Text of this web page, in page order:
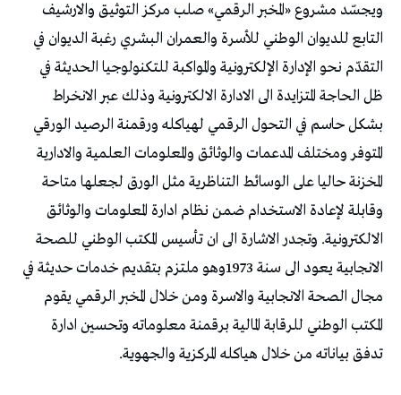
ويجسّد مشروع «المخبر الرقمي» صلب مركز التوثيق والارشيف
التابع للديوان الوطني للأسرة والعمران البشري رغبة الديوان في
التقدّم نحو الإدارة الإلكترونية والمواكبة للتكنولوجيا الحديثة في
ظل الحاجة المتزايدة الى الادارة الالكترونية وذلك عبر الانخراط
بشكل حاسم في التحول الرقمي لهياكله ورقمنة الرصيد الورقي
المتوفر ومختلف المدعمات والوثائق والمعلومات العلمية والادارية
المخزنة حاليا على الوسائط التناظرية مثل الورق لجعلها متاحة
وقابلة لإعادة الاستخدام ضمن نظام ادارة المعلومات والوثائق
الالكترونية. وتجدر الاشارة الى ان تأسيس المكتب الوطني للصحة
الانجابية يعود الى سنة 1973وهو ملتزم بتقديم خدمات حديثة في
مجال الصحة الانجابية والاسرة ومن خلال المخبر الرقمي يقوم
المكتب الوطني للرقابة المالية برقمنة معلوماته وتحسين ادارة
تدفق بياناته من خلال هياكله المركزية والجهوية.